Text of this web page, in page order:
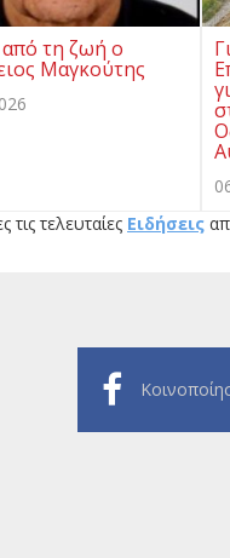
από τη ζωή ο
Μαγκούτης
τις τελευταίες Ειδήσεις